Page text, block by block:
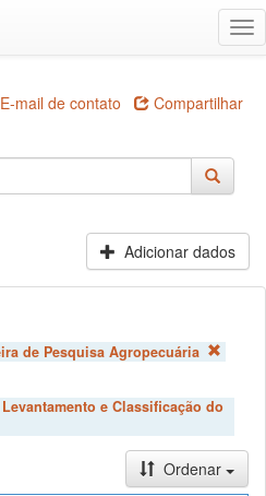
mail de contato Compartilhar
Adicionar dados
de Pesquisa Agropecuária
Levantamento e Classificação do
Ordenar